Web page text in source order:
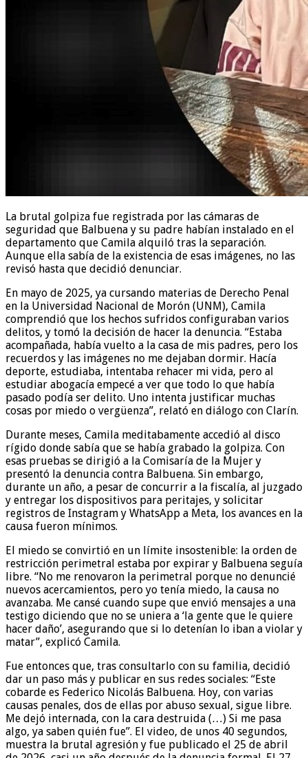
La brutal golpiza fue registrada por las cámaras de
seguridad que Balbuena y su padre habían instalado en el
departamento que Camila alquiló tras la separación.
Aunque ella sabía de la existencia de esas imágenes, no las
revisó hasta que decidió denunciar.
En mayo de 2025, ya cursando materias de Derecho Penal
en la Universidad Nacional de Morón (UNM), Camila
comprendió que los hechos sufridos configuraban varios
delitos, y tomó la decisión de hacer la denuncia. “Estaba
acompañada, había vuelto a la casa de mis padres, pero los
recuerdos y las imágenes no me dejaban dormir. Hacía
deporte, estudiaba, intentaba rehacer mi vida, pero al
estudiar abogacía empecé a ver que todo lo que había
pasado podía ser delito. Uno intenta justificar muchas
cosas por miedo o vergüenza”, relató en diálogo con Clarín.
Durante meses, Camila meditabamente accedió al disco
rígido donde sabía que se había grabado la golpiza. Con
esas pruebas se dirigió a la Comisaría de la Mujer y
presentó la denuncia contra Balbuena. Sin embargo,
durante un año, a pesar de concurrir a la fiscalía, al juzgado
y entregar los dispositivos para peritajes, y solicitar
registros de Instagram y WhatsApp a Meta, los avances en la
causa fueron mínimos.
El miedo se convirtió en un límite insostenible: la orden de
restricción perimetral estaba por expirar y Balbuena seguía
libre. “No me renovaron la perimetral porque no denuncié
nuevos acercamientos, pero yo tenía miedo, la causa no
avanzaba. Me cansé cuando supe que envió mensajes a una
testigo diciendo que no se uniera a ‘la gente que le quiere
hacer daño’, asegurando que si lo detenían lo iban a violar y
matar”, explicó Camila.
Fue entonces que, tras consultarlo con su familia, decidió
dar un paso más y publicar en sus redes sociales: “Este
cobarde es Federico Nicolás Balbuena. Hoy, con varias
causas penales, dos de ellas por abuso sexual, sigue libre.
Me dejó internada, con la cara destruida (…) Si me pasa
algo, ya saben quién fue”. El video, de unos 40 segundos,
muestra la brutal agresión y fue publicado el 25 de abril